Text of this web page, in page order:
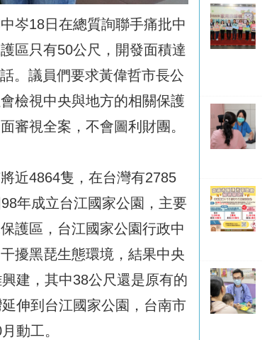
岑18日在總質詢聯手痛批中
區只有50公尺，開發面積達
。議員們要求黃偉哲市長公
檢視中央與地方的相關保護
審視全案，不會圖利財團。
近4864隻，在台灣有2785
年成立台江國家公園，主要
護區，台江國家公園行政中
擾黑琵生態環境，結果中央
建，其中38公尺還是原有的
伸到台江國家公園，台南市
動工。